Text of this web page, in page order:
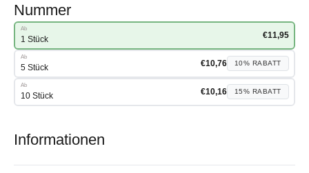
Nummer
Ab
1 Stück €11,95
Ab
5 Stück €10,76 10% RABATT
Ab
10 Stück €10,16 15% RABATT
Informationen